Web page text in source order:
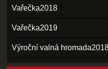
Vařečka2018
Vařečka2019
Výroční valná